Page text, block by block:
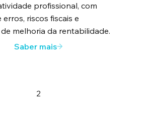
profissional, com
riscos fiscais e
melhoria da rentabilidade.
Saber mais
2